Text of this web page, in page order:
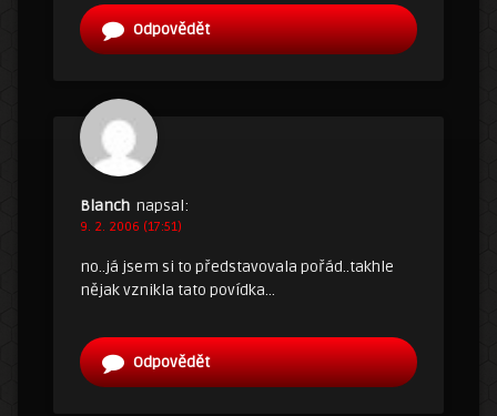
Odpovědět
Blanch napsal:
9. 2. 2006 (17:51)
no..já jsem si to představovala pořád..takhle
nějak vznikla tato povídka…
Odpovědět